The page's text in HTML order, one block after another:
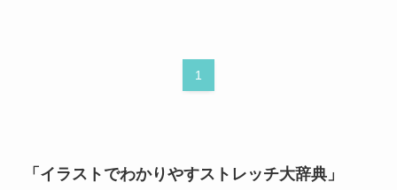
1
「イラストでわかりやすストレッチ大辞典」